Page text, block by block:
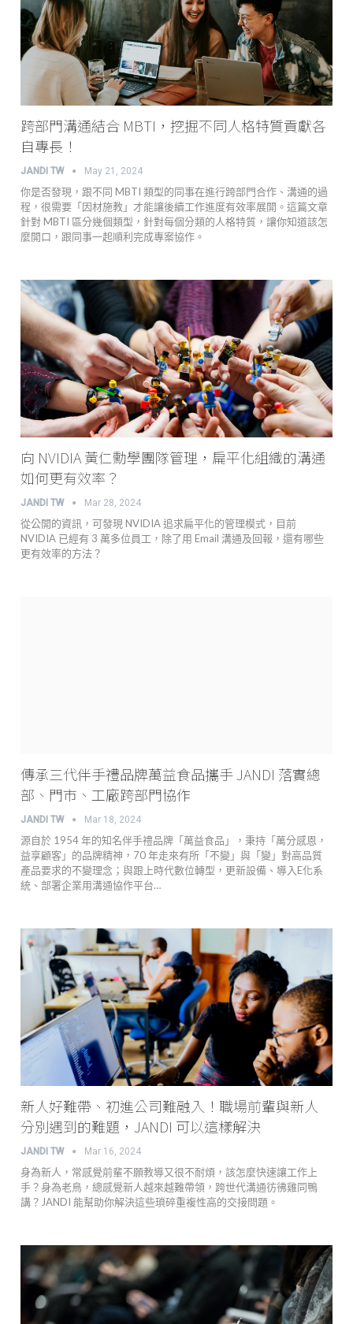
跨部門溝通結合 MBTI，挖掘不同人格特質貢獻各
自專長！
JANDI TW May 21, 2024
你是否發現，跟不同 MBTI 類型的同事在進行跨部門合作、溝通的過
程，很需要「因材施教」才能讓後續工作進度有效率展開。這篇文章
針對 MBTI 區分幾個類型，針對每個分類的人格特質，讓你知道該怎
麼開口，跟同事一起順利完成專案協作。
向 NVIDIA 黃仁勳學團隊管理，扁平化組織的溝通
如何更有效率？
JANDI TW Mar 28, 2024
從公開的資訊，可發現 NVIDIA 追求扁平化的管理模式，目前
NVIDIA 已經有 3 萬多位員工，除了用 Email 溝通及回報，還有哪些
更有效率的方法？
傳承三代伴手禮品牌萬益食品攜手 JANDI 落實總
部、門市、工廠跨部門協作
JANDI TW Mar 18, 2024
源自於 1954 年的知名伴手禮品牌「萬益食品」，秉持「萬分感恩，
益享顧客」的品牌精神，70 年走來有所「不變」與「變」對高品質
產品要求的不變理念；與跟上時代數位轉型，更新設備、導入E化系
統、部署企業用溝通協作平台…
新人好難帶、初進公司難融入！職場前輩與新人
分別遇到的難題，JANDI 可以這樣解決
JANDI TW Mar 16, 2024
身為新人，常感覺前輩不願教導又很不耐煩，該怎麼快速讓工作上
手？身為老鳥，總感覺新人越來越難帶領，跨世代溝通彷彿雞同鴨
講？JANDI 能幫助你解決這些瑣碎重複性高的交接問題。